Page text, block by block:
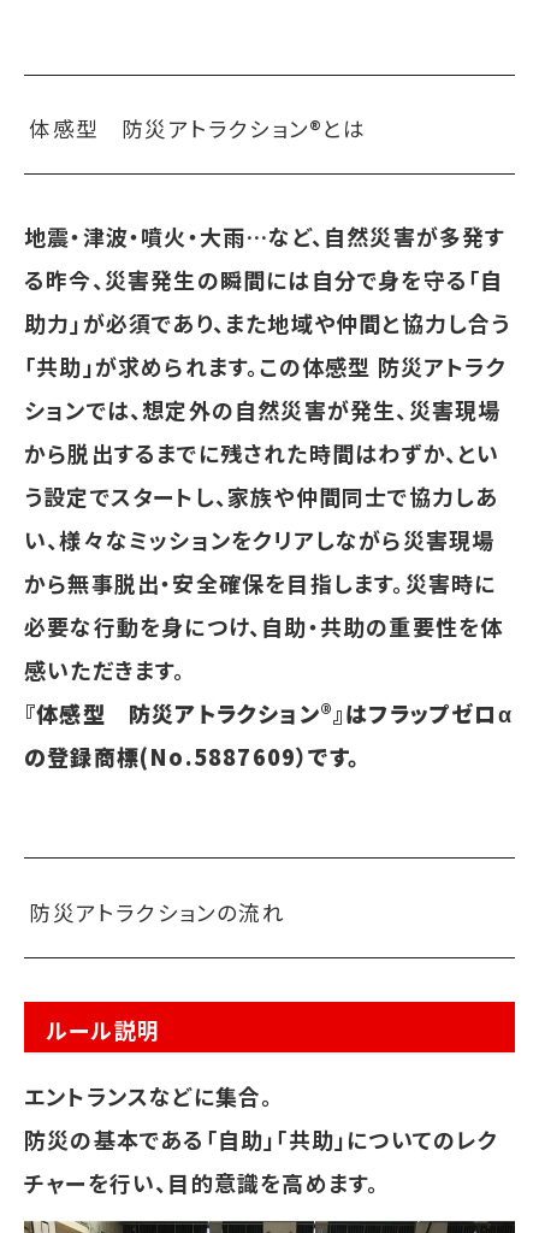
体感型 防災アトラクション®とは
地震・津波・噴火・大雨…など、自然災害が多発す
る昨今、災害発生の瞬間には自分で身を守る「自
助力」が必須であり、また地域や仲間と協力し合う
「共助」が求められます。この体感型 防災アトラク
ションでは、想定外の自然災害が発生、災害現場
から脱出するまでに残された時間はわずか、とい
う設定でスタートし、家族や仲間同士で協力しあ
い、様々なミッションをクリアしながら災害現場
から無事脱出・安全確保を目指します。災害時に
必要な行動を身につけ、自助・共助の重要性を体
感いただきます。
『体感型 防災アトラクション®』はフラップゼロα
の登録商標(No.5887609）です。
防災アトラクションの流れ
ルール説明
エントランスなどに集合。
防災の基本である「自助」「共助」についてのレク
チャーを行い、目的意識を高めます。